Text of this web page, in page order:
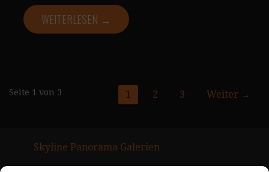
WEITERLESEN →
Gmedia
Navigation
Seite 1 von 3 1 2 3 Weiter →
Skyline Panorama Galerien